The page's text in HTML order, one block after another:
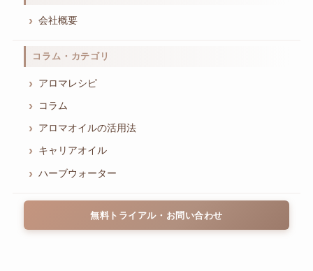
会社概要
コラム・カテゴリ
アロマレシピ
コラム
アロマオイルの活用法
キャリアオイル
ハーブウォーター
無料トライアル・お問い合わせ